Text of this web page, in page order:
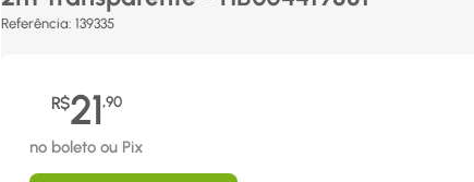
Referência: 139335
R$21,90
no boleto ou Pix